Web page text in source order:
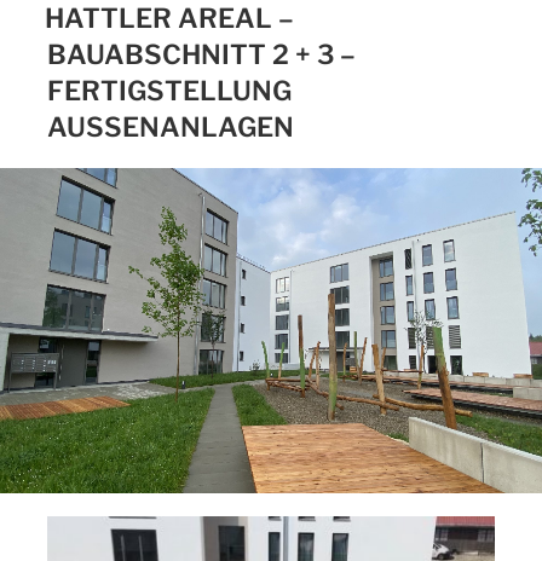
HATTLER AREAL –
BAUABSCHNITT 2 + 3 –
FERTIGSTELLUNG
AUSSENANLAGEN